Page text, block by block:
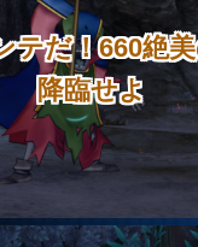
テだ！660絶
降臨せよ